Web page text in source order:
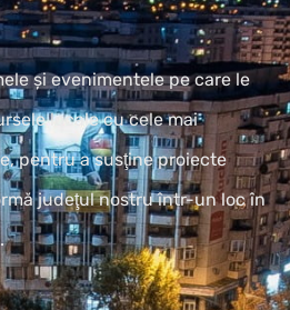
și evenimentele pe care le
locale cu cele mai
pentru a susţine proiecte
judeţul nostru într-un loc în